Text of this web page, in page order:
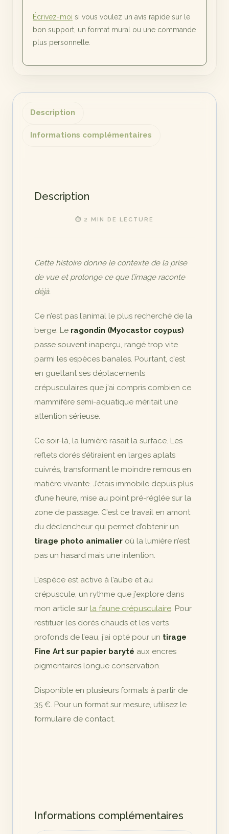
Écrivez-moi si vous voulez un avis rapide sur le
bon support, un format mural ou une commande
plus personnelle.
Description
Informations complémentaires
Description
⏱ 2 MIN DE LECTURE
Cette histoire donne le contexte de la prise
de vue et prolonge ce que l’image raconte
déjà.
Ce n’est pas l’animal le plus recherché de la
berge. Le ragondin (Myocastor coypus)
passe souvent inaperçu, rangé trop vite
parmi les espèces banales. Pourtant, c’est
en guettant ses déplacements
crépusculaires que j’ai compris combien ce
mammifère semi-aquatique méritait une
attention sérieuse.
Ce soir-là, la lumière rasait la surface. Les
reflets dorés s’étiraient en larges aplats
cuivrés, transformant le moindre remous en
matière vivante. J’étais immobile depuis plus
d’une heure, mise au point pré-réglée sur la
zone de passage. C’est ce travail en amont
du déclencheur qui permet d’obtenir un
tirage photo animalier où la lumière n’est
pas un hasard mais une intention.
L’espèce est active à l’aube et au
crépuscule, un rythme que j’explore dans
mon article sur la faune crépusculaire. Pour
restituer les dorés chauds et les verts
profonds de l’eau, j’ai opté pour un tirage
Fine Art sur papier baryté aux encres
pigmentaires longue conservation.
Disponible en plusieurs formats à partir de
35 €. Pour un format sur mesure, utilisez le
formulaire de contact.
Informations complémentaires